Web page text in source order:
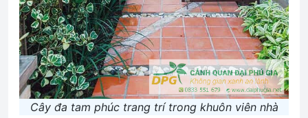
Cây đa tam phúc trang trí trong khuôn viên nhà